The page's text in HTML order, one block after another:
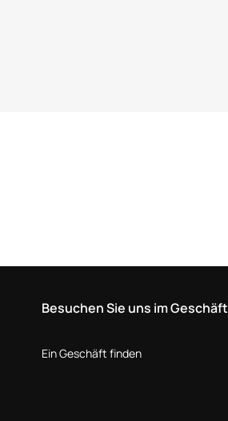
Besuchen Sie uns im Geschäft
Ein Geschäft finden